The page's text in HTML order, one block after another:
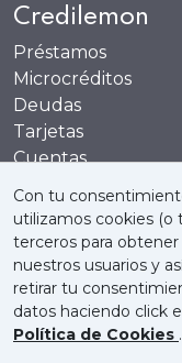
Credilemon
Préstamos
Microcréditos
Deudas
Tarjetas
Cuentas
Recompensas
Quienes somos
Política de Privacidad
Con tu
utilizamos cookies (o
terceros para
nuestros usuarios y
retirar tu
datos haciendo click
Política de Cookies .